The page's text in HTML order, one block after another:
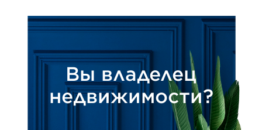
Вы владелец
недвижимости?